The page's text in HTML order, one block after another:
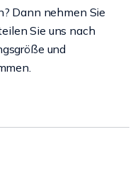
Dann nehmen Sie
Sie uns nach
und